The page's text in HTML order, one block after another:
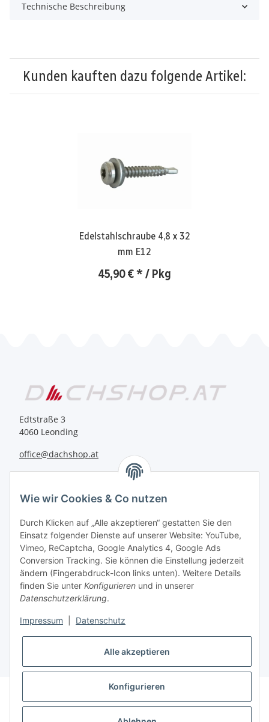
Technische Beschreibung
Kunden kauften dazu folgende Artikel:
Edelstahlschraube 4,8 x 32
mm E12
45,90 €* / Pkg
Edtstraße 3
4060 Leonding
office@dachshop.at
Informationen
Sie haben Fragen zu
+43 732 67 37 27
* Alle Preise inkl. gesetzlicher USt., zzgl.
Wie wir Cookies & Co nutzen
Durch Klicken auf „Alle akzeptieren“ gestatten Sie den
Einsatz folgender Dienste auf unserer Website: YouTube,
Vimeo, ReCaptcha, Google Analytics 4, Google Ads
Conversion Tracking. Sie können die Einstellung jederzeit
ändern (Fingerabdruck-Icon links unten). Weitere Details
finden Sie unter Konfigurieren und in unserer
Datenschutzerklärung.
Impressum Datenschutz
Alle akzeptieren
Konfigurieren